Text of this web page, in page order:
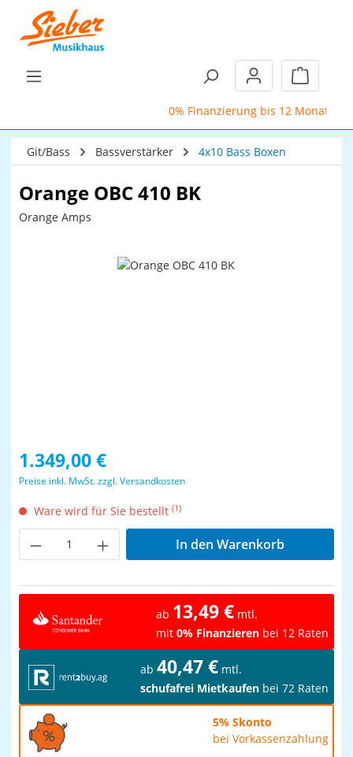
Zum Hauptinhalt springen
0% Finanzierung bis 12 Monate
Git/Bass Bassverstärker 4x10 Bass Boxen
Orange OBC 410 BK
Orange Amps
Bildergalerie überspringen
Regulärer Preis:
1.349,00 €
Preise inkl. MwSt. zzgl. Versandkosten
Ware wird für Sie bestellt (1)
Produkt Anzahl: Gib den gewünschten
In den Warenkorb
ab 13,49 € mtl.
mit 0% Finanzieren bei 12 Raten
ab 40,47 € mtl.
schufafrei Mietkaufen bei 72 Raten
5% Skonto
bei Vorkassenzahlung